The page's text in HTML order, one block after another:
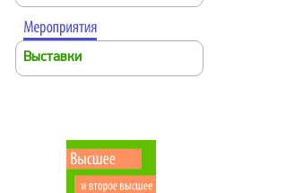
Выставки